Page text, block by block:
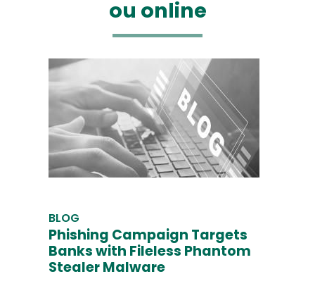
ou online
BLOG
Phishing Campaign Targets
Banks with Fileless Phantom
Stealer Malware